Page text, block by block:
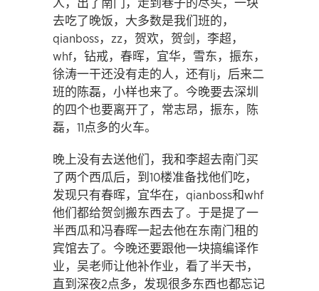
人，出了南门，走到巷子的尽头，一块
去吃了晚饭，大多数是我们班的，
qianboss，zz，贺欢，贺剑，李超，
whf，钻戒，春晖，宜华，雪东，振东，
徐涛一干还没有走的人，还有lj，后来二
班的陈磊，小样也来了。今晚要去深圳
的四个也要离开了，常志昂，振东，陈
磊，11点多的火车。
晚上没有去送他们，我和李超去南门买
了两个西瓜后，到10楼准备找他们吃，
发现只有春晖，宜华在，qianboss和whf
他们都给贺剑搬东西去了。于是提了一
半西瓜和冯春晖一起去他在东南门租的
宾馆去了。今晚还要跟他一块搞编译作
业，吴老师让他补作业，看了半天书，
直到深夜2点多，发现很多东西也都忘记